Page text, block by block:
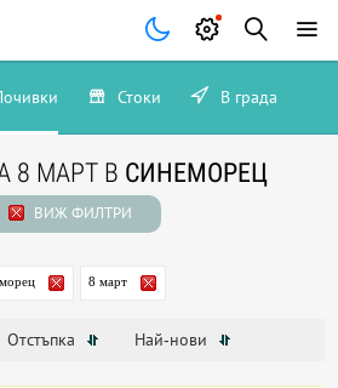
Стоки В града
8 МАРТ В СИНЕМОРЕЦ
ВИЖ ФИЛТРИ
8 март
Отстъпка Най-нови